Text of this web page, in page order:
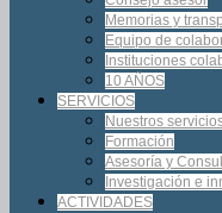
Memorias y
Equipo de
Instituciones
10 AÑOS
SERVICIOS
Nuestros
Formación
Asesoría y
Investigación e
ACTIVIDADES